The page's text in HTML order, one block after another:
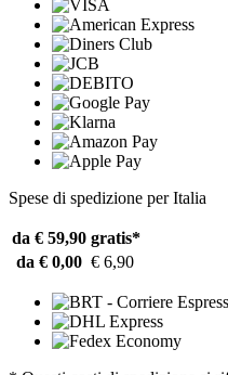
Spese di spedizione per Italia
da € 59,90 gratis*
da € 0,00 € 6,90